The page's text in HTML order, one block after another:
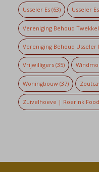
Usseler Es(63) Usseler
Vereniging Behoud
Vereniging Behoud Usseler
Vrijwilligers(35)
Woningbouw(37)
Zuivelhoeve | Roerink